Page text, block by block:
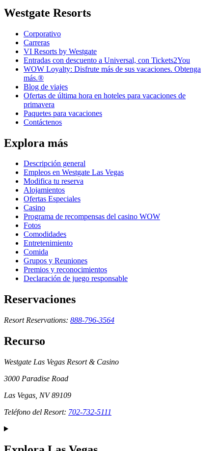
Westgate Resorts
Corporativo
Carreras
VI Resorts by Westgate
Entradas con descuento a Universal, con Tickets2You
WOW Loyalty: Disfrute más de sus vacaciones. Obtenga
más.®
Blog de viajes
Ofertas de última hora en hoteles para vacaciones de
primavera
Paquetes para vacaciones
Contáctenos
Explora más
Descripción general
Empleos en Westgate Las Vegas
Modifica tu reserva
Alojamientos
Ofertas Especiales
Casino
Programa de recompensas del casino WOW
Fotos
Comodidades
Entretenimiento
Comida
Grupos y Reuniones
Premios y reconocimientos
Declaración de juego responsable
Reservaciones
Resort Reservations: 888-796-3564
Recurso
Westgate Las Vegas Resort & Casino
3000 Paradise Road
Las Vegas, NV 89109
Teléfono del Resort: 702-732-5111